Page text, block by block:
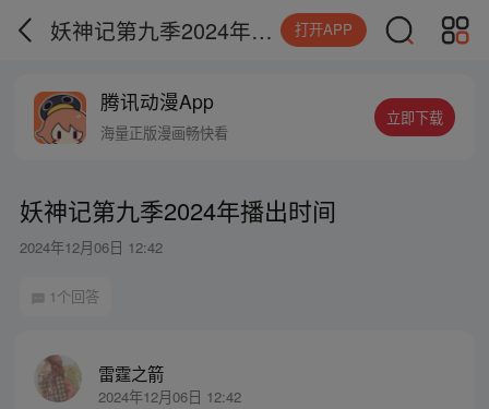
妖神记第九季2024年播出时间 打开APP
腾讯动漫App
海量正版漫画畅快看
立即下载
妖神记第九季2024年播出时间
2024年12月06日 12:42
1个回答
雷霆之箭
2024年12月06日 12:42